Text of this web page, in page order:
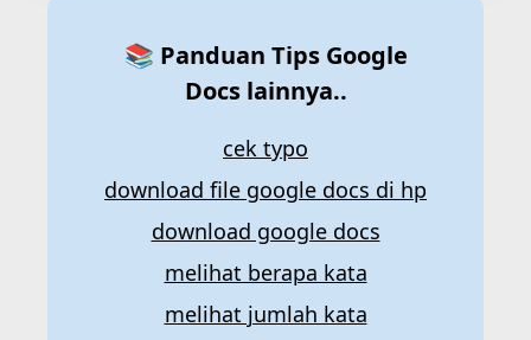
📚 Panduan Tips Google
Docs lainnya..
cek typo
download file google docs di hp
download google docs
melihat berapa kata
melihat jumlah kata